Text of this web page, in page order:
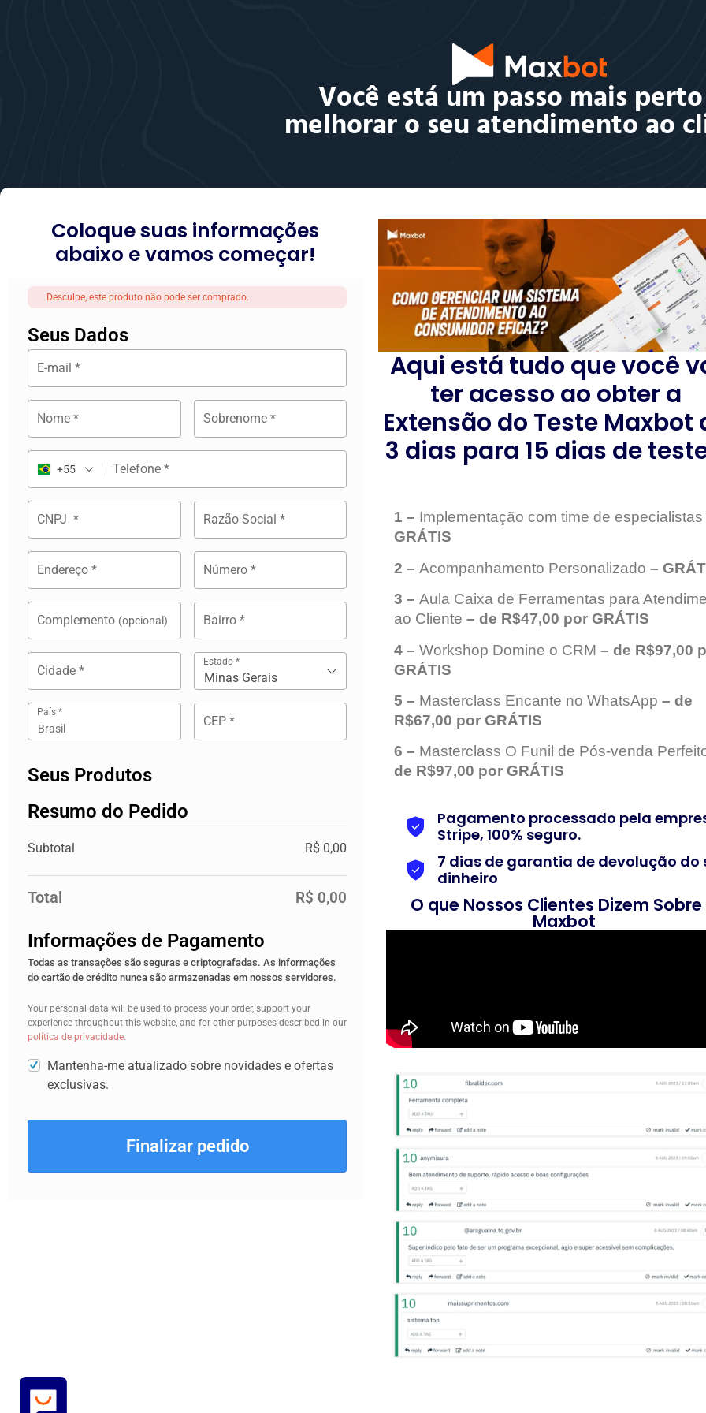
Você está um passo mais
melhorar o seu atendimento ao
Coloque suas informações
abaixo e vamos começar!
Desculpe, este produto não pode ser comprado.
Seus Dados
E-mail *
Nome * Sobrenome *
Telefone *
+55
CNPJ * Razão Social *
Endereço * Número *
Complemento (opcional) Bairro *
Cidade *
Estado *
Minas Gerais
País *
Brasil CEP *
Seus Produtos
Resumo do Pedido
Subtotal R$ 0,00
Total R$ 0,00
Informações de Pagamento
Todas as transações são seguras e criptografadas. As informações
do cartão de crédito nunca são armazenadas em nossos servidores.
Your personal data will be used to process your order, support your
experience throughout this website, and for other purposes described in our
política de privacidade.
Mantenha-me atualizado sobre novidades e ofertas
exclusivas.
Finalizar pedido
Aqui está tudo que você
ter acesso ao obter a
Extensão do Teste Maxbot
3 dias para 15 dias de
1 – Implementação com time de especialistas
GRÁTIS
2 –Acompanhamento Personalizado –
3 –Aula Caixa de Ferramentas para
ao Cliente – de R$47,00 por GRÁTIS
4 –Workshop Domine o CRM – de R$97,00
GRÁTIS
5 – Masterclass Encante no WhatsApp – de
R$67,00 por GRÁTIS
6 – Masterclass O Funil de Pós-venda
de R$97,00 por GRÁTIS
Pagamento processado pela
Stripe, 100% seguro.
7 dias de garantia de devolução do
dinheiro
O que Nossos Clientes Dizem Sobre
Maxbot